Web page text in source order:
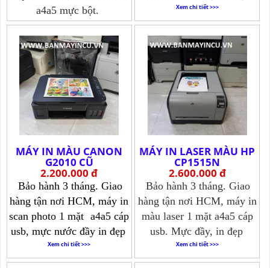
a4a5 mực bột.
Xem chi tiết >>>
Xem chi tiết >>>
MÁY IN MÀU CANON
G2010 CŨ
2.200.000 đ
Bảo hành 3 tháng. Giao
hàng tận nơi HCM, máy in
scan photo 1 mặt a4a5 cáp
usb, mực nước đầy in đẹp
Xem chi tiết >>>
MÁY IN LASER MÀU HP
CP1515N
2.600.000 đ
Bảo hành 3 tháng. Giao
hàng tận nơi HCM, máy in
màu laser 1 mặt a4a5 cáp
usb. Mực đầy, in đẹp
Xem chi tiết >>>